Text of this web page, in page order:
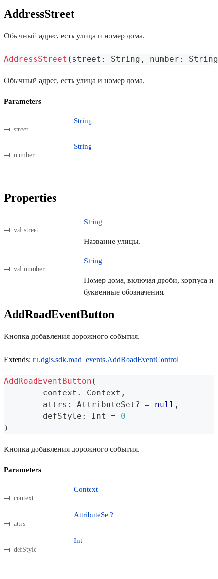
AddressStreet
Обычный адрес, есть улица и номер дома.
AddressStreet ( street : String , number : String
Обычный адрес, есть улица и номер дома.
Parameters
street
String
number
String
Properties
val street
String
Название улицы.
val number
String
Номер дома, включая дроби, корпуса и
буквенные обозначения.
AddRoadEventButton
Кнопка добавления дорожного события.
Extends: ru.dgis.sdk.road_events.AddRoadEventControl
AddRoadEventButton (
	context
: Context ,
	attrs
: AttributeSet ? = null ,
	defStyle
: Int =
0
)
Кнопка добавления дорожного события.
Parameters
context
Context
attrs
AttributeSet?
defStyle
Int